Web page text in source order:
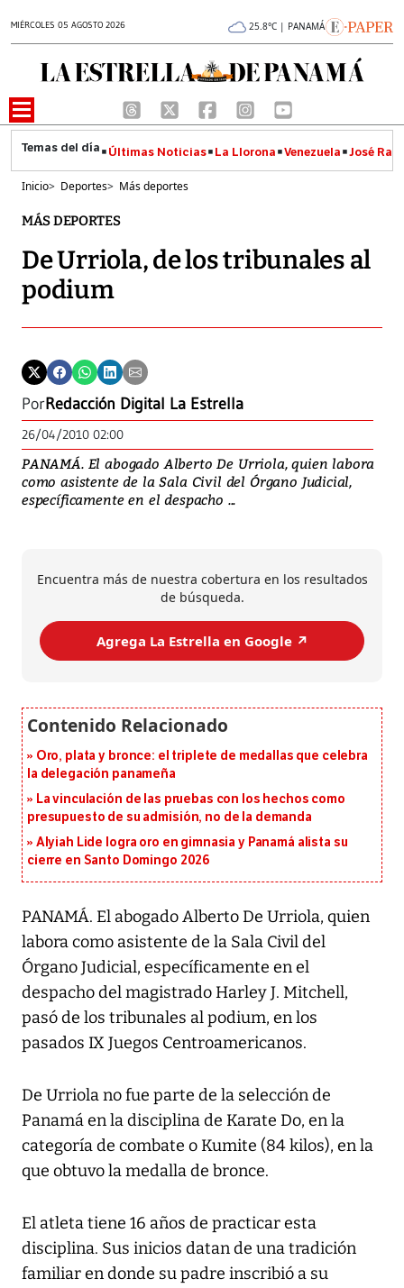
MIÉRCOLES 05 AGOSTO 2026 25.8°C | PANAMÁ
Últimas Noticias La Llorona Venezuela José
Inicio> Deportes> Más deportes
MÁS DEPORTES
De Urriola, de los tribunales al
podium
PorRedacción Digital La Estrella
26/04/2010 02:00
PANAMÁ. El abogado Alberto De Urriola, quien labora
como asistente de la Sala Civil del Órgano Judicial,
específicamente en el despacho ...
Encuentra más de nuestra cobertura en los resultados
de búsqueda.
Agrega La Estrella en Google ↗️
Oro, plata y bronce: el triplete de medallas que celebra
la delegación panameña
La vinculación de las pruebas con los hechos como
presupuesto de su admisión, no de la demanda
Alyiah Lide logra oro en gimnasia y Panamá alista su
cierre en Santo Domingo 2026
PANAMÁ. El abogado Alberto De Urriola, quien
labora como asistente de la Sala Civil del
Órgano Judicial, específicamente en el
despacho del magistrado Harley J. Mitchell,
pasó de los tribunales al podium, en los
pasados IX Juegos Centroamericanos.
De Urriola no fue parte de la selección de
Panamá en la disciplina de Karate Do, en la
categoría de combate o Kumite (84 kilos), en la
que obtuvo la medalla de bronce.
El atleta tiene 16 años de practicar esta
disciplina. Sus inicios datan de una tradición
familiar en donde su padre inscribió a su